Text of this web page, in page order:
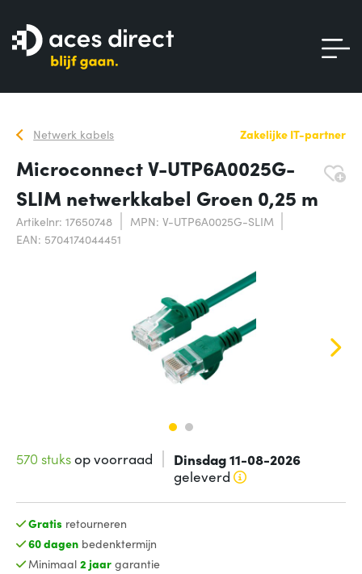
Netwerk kabels Zakelijke IT-partner
Microconnect V-UTP6A0025G-
SLIM netwerkkabel Groen 0,25 m
Artikelnr: 17650748
MPN: V-UTP6A0025G-SLIM
EAN: 5704174044451
570 stuksop voorraad Dinsdag 11-08-2026
geleverd
Gratis retourneren
60 dagenbedenktermijn
Minimaal 2 jaargarantie